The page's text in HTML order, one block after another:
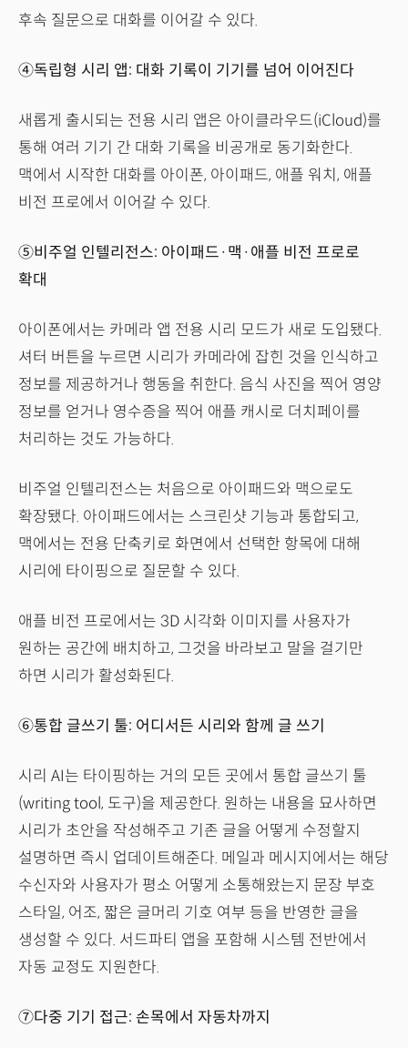
후속 질문으로 대화를 이어갈 수 있다.
④독립형 시리 앱: 대화 기록이 기기를 넘어 이어진다
새롭게 출시되는 전용 시리 앱은 아이클라우드(iCloud)를
통해 여러 기기 간 대화 기록을 비공개로 동기화한다.
맥에서 시작한 대화를 아이폰, 아이패드, 애플 워치, 애플
비전 프로에서 이어갈 수 있다.
⑤비주얼 인텔리전스: 아이패드·맥·애플 비전 프로로
확대
아이폰에서는 카메라 앱 전용 시리 모드가 새로 도입됐다.
셔터 버튼을 누르면 시리가 카메라에 잡힌 것을 인식하고
정보를 제공하거나 행동을 취한다. 음식 사진을 찍어 영양
정보를 얻거나 영수증을 찍어 애플 캐시로 더치페이를
처리하는 것도 가능하다.
비주얼 인텔리전스는 처음으로 아이패드와 맥으로도
확장됐다. 아이패드에서는 스크린샷 기능과 통합되고,
맥에서는 전용 단축키로 화면에서 선택한 항목에 대해
시리에 타이핑으로 질문할 수 있다.
애플 비전 프로에서는 3D 시각화 이미지를 사용자가
원하는 공간에 배치하고, 그것을 바라보고 말을 걸기만
하면 시리가 활성화된다.
⑥통합 글쓰기 툴: 어디서든 시리와 함께 글 쓰기
시리 AI는 타이핑하는 거의 모든 곳에서 통합 글쓰기 툴
(writing tool, 도구)을 제공한다. 원하는 내용을 묘사하면
시리가 초안을 작성해주고 기존 글을 어떻게 수정할지
설명하면 즉시 업데이트해준다. 메일과 메시지에서는 해당
수신자와 사용자가 평소 어떻게 소통해왔는지 문장 부호
스타일, 어조, 짧은 글머리 기호 여부 등을 반영한 글을
생성할 수 있다. 서드파티 앱을 포함해 시스템 전반에서
자동 교정도 지원한다.
⑦다중 기기 접근: 손목에서 자동차까지